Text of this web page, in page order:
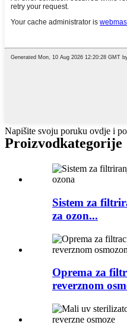
Napišite svoju poruku ovdje i
Proizvodkategorije
Sistem za
za ozon...
Oprema za
reverznom